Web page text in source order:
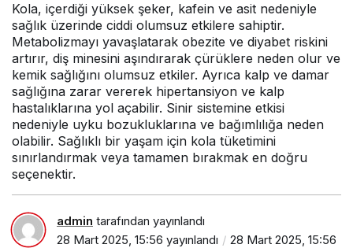
Kola, içerdiği yüksek şeker, kafein ve asit nedeniyle
sağlık üzerinde ciddi olumsuz etkilere sahiptir.
Metabolizmayı yavaşlatarak obezite ve diyabet riskini
artırır, diş minesini aşındırarak çürüklere neden olur ve
kemik sağlığını olumsuz etkiler. Ayrıca kalp ve damar
sağlığına zarar vererek hipertansiyon ve kalp
hastalıklarına yol açabilir. Sinir sistemine etkisi
nedeniyle uyku bozukluklarına ve bağımlılığa neden
olabilir. Sağlıklı bir yaşam için kola tüketimini
sınırlandırmak veya tamamen bırakmak en doğru
seçenektir.
admin tarafından yayınlandı
28 Mart 2025, 15:56 yayınlandı
28 Mart 2025, 15:56